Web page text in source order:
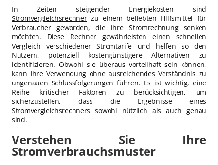
In Zeiten steigender Energiekosten sind
Stromvergleichsrechnerzu einem beliebten Hilfsmittel für
Verbraucher geworden, die ihre Stromrechnung senken
möchten. Diese Rechner gewährleisten einen schnellen
Vergleich verschiedener Stromtarife und helfen so den
Nutzern, potenziell kostengünstigere Alternativen zu
identifizieren. Obwohl sie überaus vorteilhaft sein können,
kann ihre Verwendung ohne ausreichendes Verständnis zu
ungenauen Schlussfolgerungen führen. Es ist wichtig, eine
Reihe kritischer Faktoren zu berücksichtigen, um
sicherzustellen, dass die Ergebnisse eines
Stromvergleichsrechners sowohl nützlich als auch genau
sind.
Verstehen Sie Ihre
Stromverbrauchsmuster